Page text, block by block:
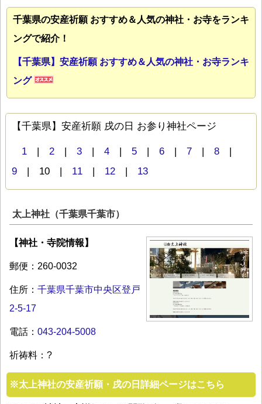
千葉県の安産祈願 おすすめ＆人気の神社・お寺をランキ
ングで紹介！
【千葉県】安産祈願 おすすめ＆人気の神社・お寺ランキ
ング
【千葉県】安産祈願 戌の日 お参り神社ページ
1 | 2 | 3 | 4 | 5 | 6 | 7 | 8 |
9 | 10 | 11 | 12 | 13
太上神社（千葉県千葉市）
【神社・寺院情報】
郵便：260-0032
住所： 千葉県千葉市中央区登戸
2-5-17
電話： 043-204-5008
祈祷料：?
※太上神社の安産祈願・戌の日詳細ページはこちら